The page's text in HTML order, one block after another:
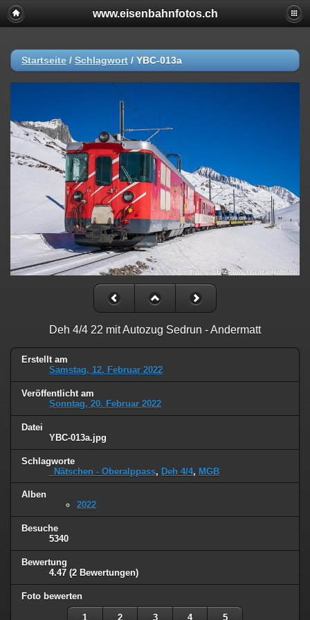
www.eisenbahnfotos.ch
Startseite / Schlagwort / YBC-013a
Deh 4/4 22 mit Autozug Sedrun - Andermatt
Erstellt am
Samstag, 12. Februar 2022
Veröffentlicht am
Sonntag, 20. Februar 2022
Datei
YBC-013a.jpg
Schlagworte
_Nätschen - Oberalppass, Deh 4/4, MGB
Alben
2022
Besuche
5340
Bewertung
4.47 (2 Bewertungen)
Foto bewerten
1 2 3 4 5